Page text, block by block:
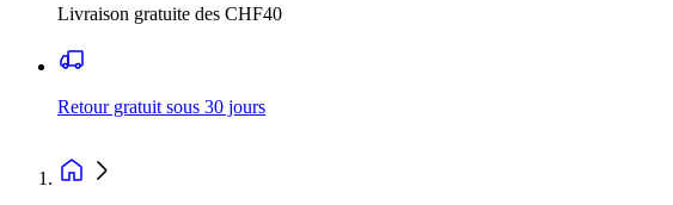
Livraison gratuite des CHF40
Retour gratuit sous 30 jours